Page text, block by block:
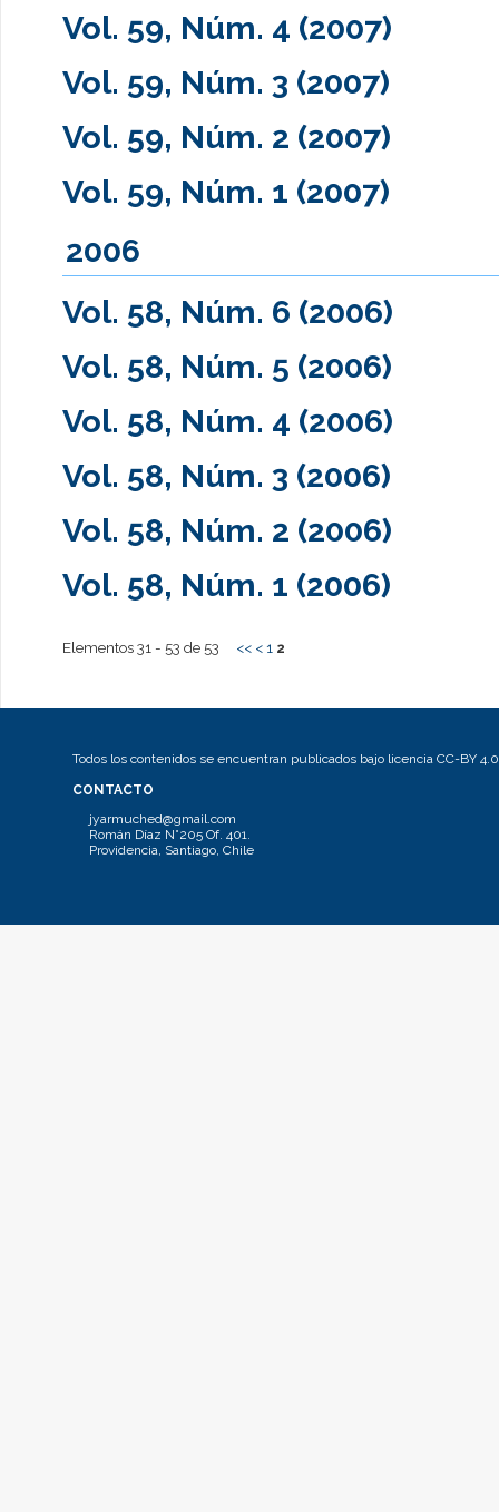
Vol. 59, Núm. 4 (2007)
Vol. 59, Núm. 3 (2007)
Vol. 59, Núm. 2 (2007)
Vol. 59, Núm. 1 (2007)
2006
Vol. 58, Núm. 6 (2006)
Vol. 58, Núm. 5 (2006)
Vol. 58, Núm. 4 (2006)
Vol. 58, Núm. 3 (2006)
Vol. 58, Núm. 2 (2006)
Vol. 58, Núm. 1 (2006)
Elementos 31 - 53 de 53 << <1 2
Todos los contenidos se encuentran publicados bajo licencia CC-BY 4.0
CONTACTO
jyarmuched@gmail.com
Román Díaz N°205 Of. 401.
Providencia, Santiago, Chile